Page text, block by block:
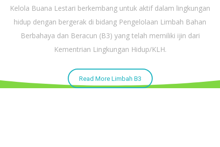
Kelola Buana Lestari berkembang untuk aktif dalam lingkungan
hidup dengan bergerak di bidang Pengelolaan Limbah Bahan
Berbahaya dan Beracun (B3) yang telah memiliki ijin dari
Kementrian Lingkungan Hidup/KLH.
Read More Limbah B3